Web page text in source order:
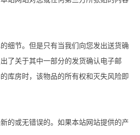
细节。但是只有当我们向您发出送货确
了关于其中一部分的发货确认电子邮
库房时，该物品的所有权和灭失风险即
的或无错误的。如果本站网站提供的产